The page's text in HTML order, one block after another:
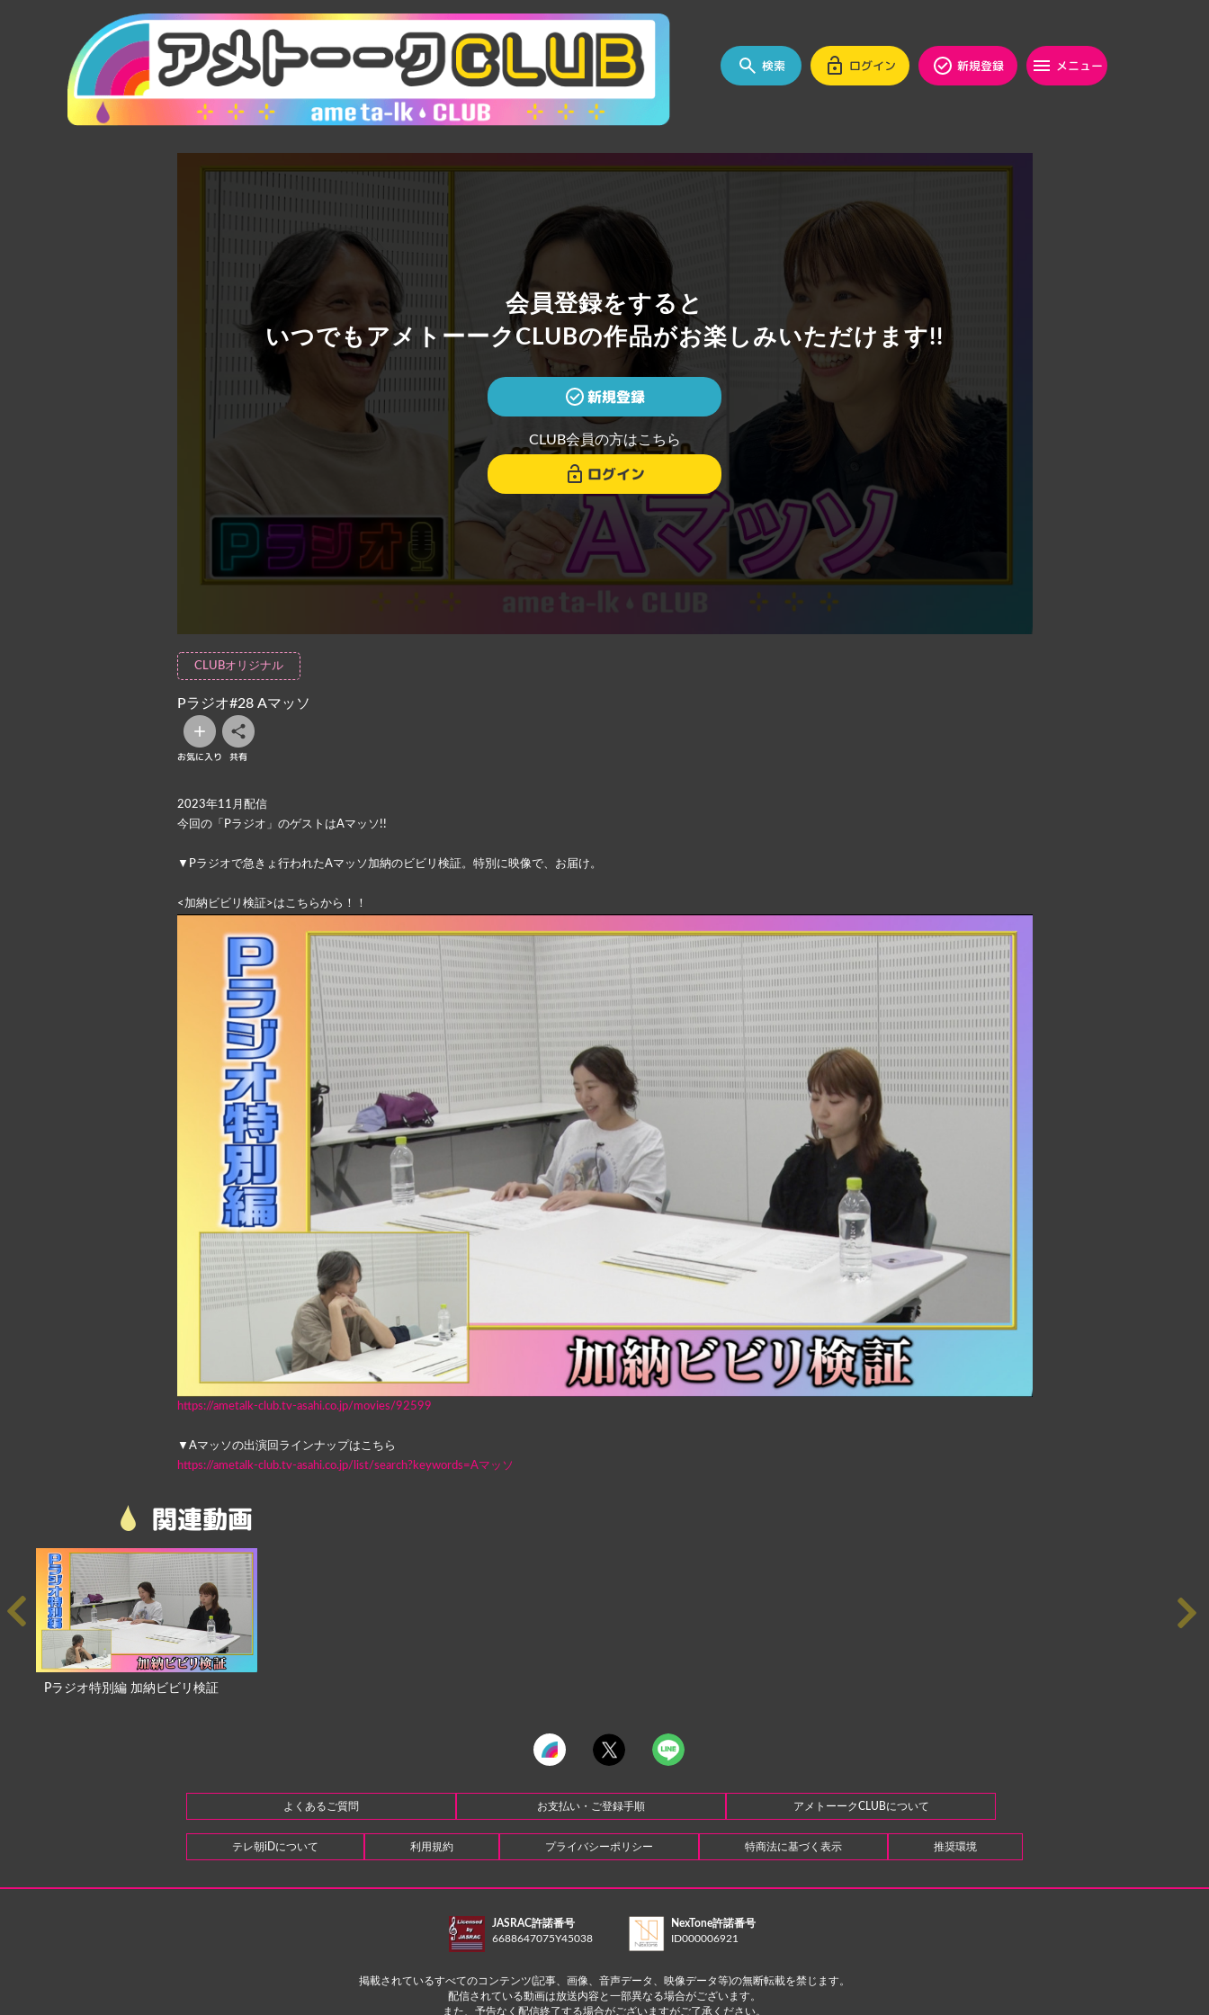
検索 ログイン 新規登録 メニュー
会員登録をすると
いつでもアメトーークCLUBの作品がお楽しみいただけます!!
新規登録
CLUB会員の方はこちら
ログイン
CLUBオリジナル
Pラジオ#28 Aマッソ
お気に入り 共有
2023年11月配信
今回の「Pラジオ」のゲストはAマッソ!!
▼Pラジオで急きょ行われたAマッソ加納のビビリ検証。特別に映像で、お届け。
<加納ビビリ検証>はこちらから！！
https://ametalk-club.tv-asahi.co.jp/movies/92599
▼Aマッソの出演回ラインナップはこちら
https://ametalk-club.tv-asahi.co.jp/list/search?keywords=Aマッソ
関連動画
Pラジオ特別編 加納ビビリ検証
よくあるご質問 お支払い・ご登録手順 アメトーークCLUBについて
テレ朝iDについて 利用規約 プライバシーポリシー 特商法に基づく表示 推奨環境
JASRAC許諾番号
6688647075Y45038
NexTone許諾番号
ID000006921
掲載されているすべてのコンテンツ(記事、画像、音声データ、映像データ等)の無断転載を禁じます。
配信されている動画は放送内容と一部異なる場合がございます。
また、予告なく配信終了する場合がございますがご了承ください。